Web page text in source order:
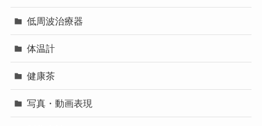
低周波治療器
体温計
健康茶
写真・動画表現